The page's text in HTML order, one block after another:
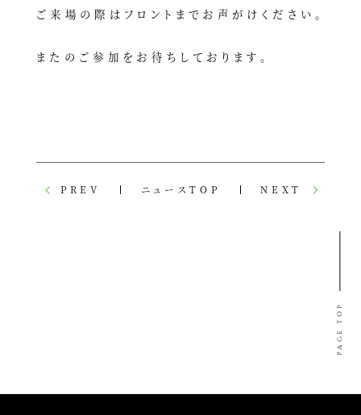
ご来場の際はフロントまでお声がけください。
またのご参加をお待ちしております。
PREV ニュースTOP NEXT
PAGE TOP